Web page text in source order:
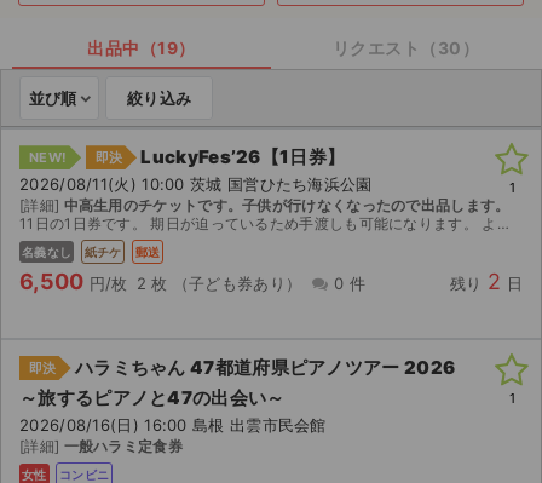
チケットのリクエスト一覧
取扱チケット
ライブ・コンサート（国内）
ライブ・コンサート（海外）
イベント
演劇・ミュージカル
ご利用ガイド
出品中（19） リクエスト（30）
並び順 絞り込み
NEW! 即決 LuckyFes’26【1日券】
2026/08/11(火) 10:00 茨城 国営ひたち海浜公園
[詳細] 中高生用のチケットです。子供が行けなくなったので出品します。
11日の1日券です。 期日が迫っているため手渡しも可能になります。 よろしくお願いします。
名義なし 紙チケ 郵送
6,500 円/枚 2 枚 （子ども券あり） 0 件 残り 2 日
1
即決
ハラミちゃん 47都道府県ピアノツアー 2026
～旅するピアノと47の出会い～
2026/08/16(日) 16:00 島根 出雲市民会館
[詳細] 一般ハラミ定食券
女性 コンビニ
1